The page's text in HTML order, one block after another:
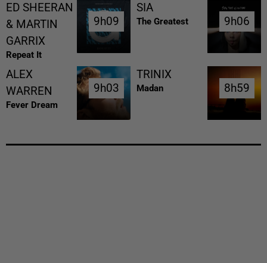
ED SHEERAN
& MARTIN
GARRIX
Repeat It
9h09
9h09
SIA
The Greatest 9h06
9h06
ALEX
WARREN
Fever Dream
9h03
9h03
TRINIX
Madan 8h59
8h59